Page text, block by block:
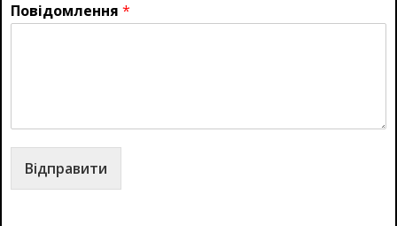
Повідомлення *
Відправити